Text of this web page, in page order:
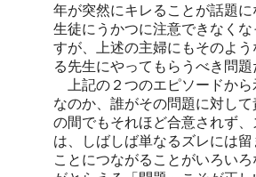
年が突然にキレることが話題
生徒にうかつに注意できなく
すが、上述の主婦にもそのよ
る先生にやってもらうべき問
上記の２つのエピソードから
なのか、誰がその問題に対し
の間でもそれほど合意されず
は、しばしば単なるズレには
ことにつながることがいろい